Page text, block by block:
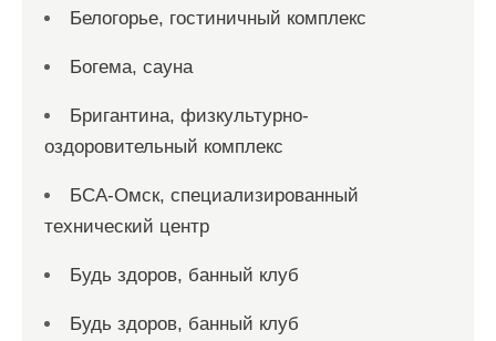
Белогорье, гостиничный комплекс
Богема, сауна
Бригантина, физкультурно-
оздоровительный комплекс
БСА-Омск, специализированный
технический центр
Будь здоров, банный клуб
Будь здоров, банный клуб